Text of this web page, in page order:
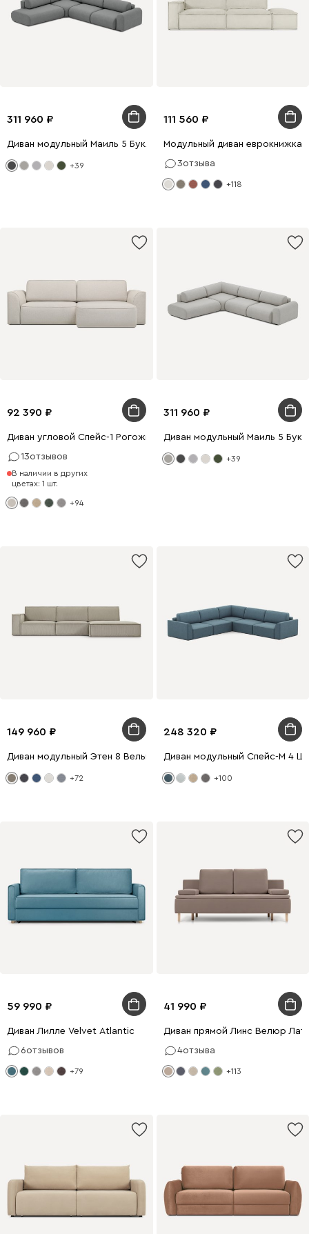
311 960
Диван модульный Маиль 5 Букле Графитовый
+39
111 560
Модульный диван еврокнижка
3отзыва
+118
92 390
Диван угловой Спейс-1 Рогожка Молочный
13отзывов
В наличии в других
цветах: 1 шт.
+94
311 960
Диван модульный Маиль 5
+39
149 960
Диван модульный Этен 8 Вельвет Бежевый
+72
248 320
Диван модульный Спейс-М 4
+100
59 990
Диван Лилле Velvet Atlantic
6отзывов
+79
41 990
Диван прямой Линс Велюр
4отзыва
+113